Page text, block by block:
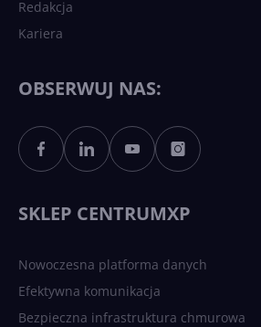
Sztuczna
polsku. Dość
Redakcja
Kariera
OBSERWUJ NAS:
SKLEP CENTRUMXP
Nowoczesna platforma danych
Efektywna komunikacja
Bezpieczna infrastruktura chmurowa